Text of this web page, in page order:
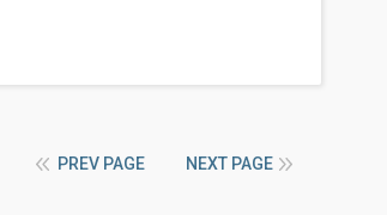
PREV PAGE NEXT PAGE